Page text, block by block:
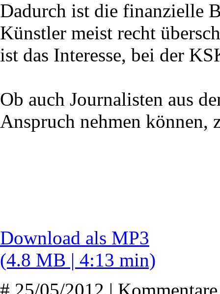
Dadurch ist die finanzielle
Künstler meist recht
ist das Interesse, bei der
Ob auch Journalisten aus
Anspruch nehmen können,
Download als MP3
(4.8 MB | 4:13 min)
# 25/05/2012 |